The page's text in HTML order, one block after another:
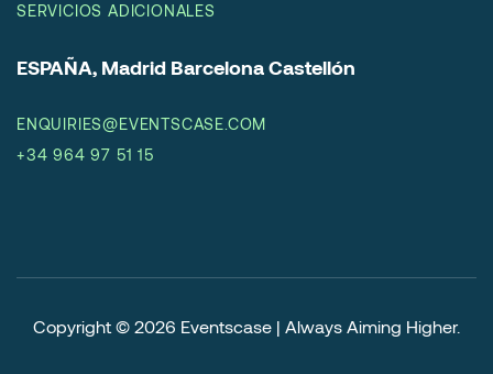
SERVICIOS ADICIONALES
ESPAÑA, Madrid Barcelona Castellón
ENQUIRIES@EVENTSCASE.COM
+34 964 97 51 15
Copyright © 2026 Eventscase | Always Aiming Higher.